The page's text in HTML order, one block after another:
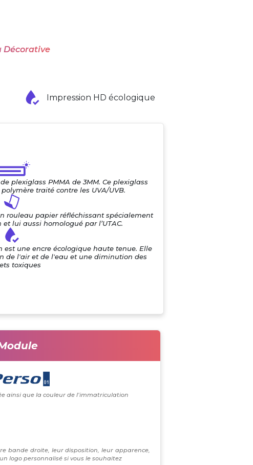
Décorative
Impression HD écologique
plexiglass PMMA de 3MM. Ce plexiglass
traité contre les UVA/UVB.
rouleau papier réfléchissant spécialement
lui aussi homologué par l’UTAC.
est une encre écologique haute tenue. Elle
de l'air et de l'eau et une diminution des
toxiques
ainsi que la couleur de l’immatriculation
bande droite, leur disposition, leur apparence,
logo personnalisé si vous le souhaitez